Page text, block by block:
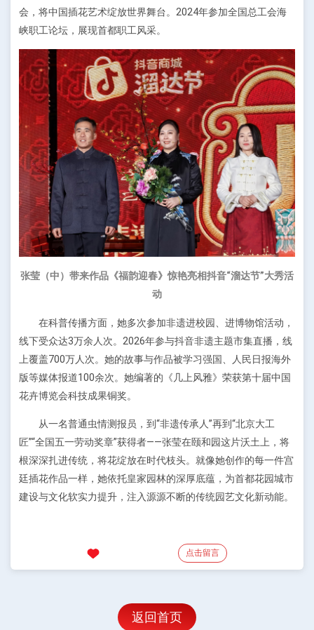
会，将中国插花艺术绽放世界舞台。2024年参加全国总工会海
峡职工论坛，展现首都职工风采。
张莹（中）带来作品《福韵迎春》惊艳亮相抖音“溜达节”大秀活
动
在科普传播方面，她多次参加非遗进校园、进博物馆活动，
线下受众达3万余人次。2026年参与抖音非遗主题市集直播，线
上覆盖700万人次。她的故事与作品被学习强国、人民日报海外
版等媒体报道100余次。她编著的《几上风雅》荣获第十届中国
花卉博览会科技成果铜奖。
从一名普通虫情测报员，到“非遗传承人”再到“北京大工
匠”“全国五一劳动奖章”获得者——张莹在颐和园这片沃土上，将
根深深扎进传统，将花绽放在时代枝头。就像她创作的每一件宫
廷插花作品一样，她依托皇家园林的深厚底蕴，为首都花园城市
建设与文化软实力提升，注入源源不断的传统园艺文化新动能。
点击留言
返回首页